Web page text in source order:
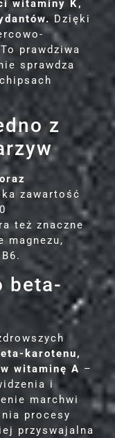
witaminy K,
Dzięki
prawdziwa
sprawdza
z
zawartość
też znaczne
magnezu,
beta-
karotenu,
witaminę A –
i
marchwi
procesy
przyswajalna